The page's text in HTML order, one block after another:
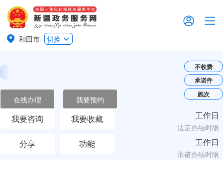
和田市 切换
在线办理 我要预约
我要咨询 我要收藏
分享 功能
不收费
承诺件
跑次
工作日
法定办结时限
工作日
承诺办结时限